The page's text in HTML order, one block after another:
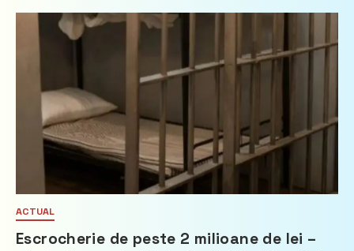
ACTUAL
Escrocherie de peste 2 milioane de lei –